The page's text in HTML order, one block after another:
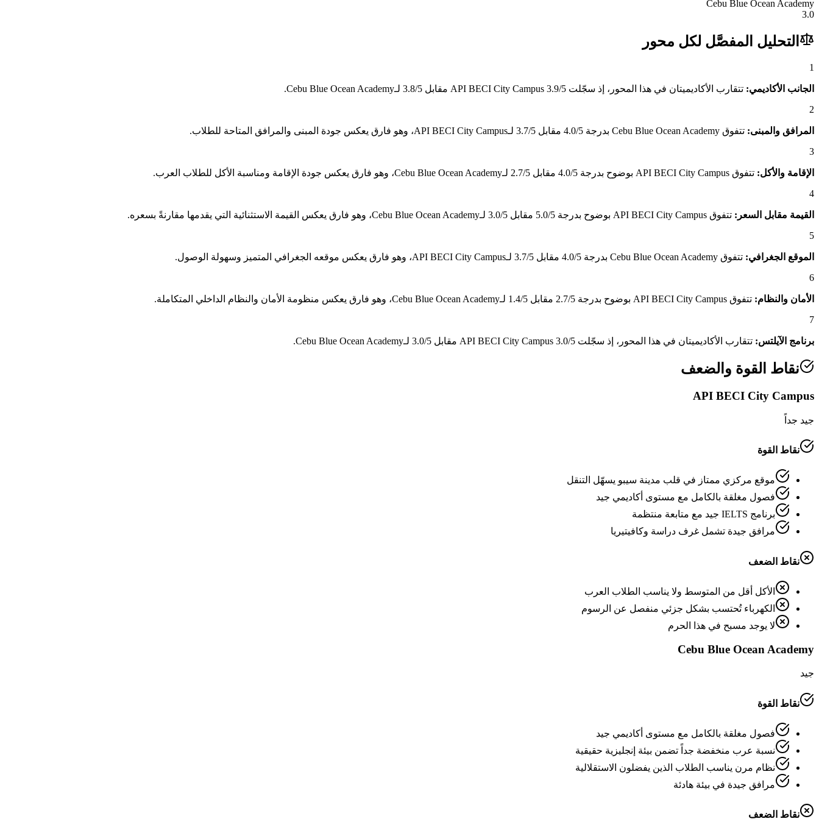
Cebu Blue Ocean Academy
3.0
التحليل المفصَّل لكل محور
1
الجانب الأكاديمي: تتقارب الأكاديميتان في هذا المحور، إذ سجّلت API BECI City Campus 3.9/5 مقابل 3.8/5 لـCebu Blue Ocean Academy.
2
المرافق والمبنى: تتفوق Cebu Blue Ocean Academy بدرجة 4.0/5 مقابل 3.7/5 لـAPI BECI City Campus، وهو فارق يعكس جودة المبنى والمرافق المتاحة للطلاب.
3
الإقامة والأكل: تتفوق API BECI City Campus بوضوح بدرجة 4.0/5 مقابل 2.7/5 لـCebu Blue Ocean Academy، وهو فارق يعكس جودة الإقامة ومناسبة الأكل للطلاب العرب.
4
القيمة مقابل السعر: تتفوق API BECI City Campus بوضوح بدرجة 5.0/5 مقابل 3.0/5 لـCebu Blue Ocean Academy، وهو فارق يعكس القيمة الاستثنائية التي يقدمها مقارنةً بسعره.
5
الموقع الجغرافي: تتفوق Cebu Blue Ocean Academy بدرجة 4.0/5 مقابل 3.7/5 لـAPI BECI City Campus، وهو فارق يعكس موقعه الجغرافي المتميز وسهولة الوصول.
6
الأمان والنظام: تتفوق API BECI City Campus بوضوح بدرجة 2.7/5 مقابل 1.4/5 لـCebu Blue Ocean Academy، وهو فارق يعكس منظومة الأمان والنظام الداخلي المتكاملة.
7
برنامج الآيلتس: تتقارب الأكاديميتان في هذا المحور، إذ سجّلت API BECI City Campus 3.0/5 مقابل 3.0/5 لـCebu Blue Ocean Academy.
نقاط القوة والضعف
API BECI City Campus
جيد جداً
نقاط القوة
موقع مركزي ممتاز في قلب مدينة سيبو يسهّل التنقل
فصول مغلقة بالكامل مع مستوى أكاديمي جيد
برنامج IELTS جيد مع متابعة منتظمة
مرافق جيدة تشمل غرف دراسة وكافيتيريا
نقاط الضعف
الأكل أقل من المتوسط ولا يناسب الطلاب العرب
الكهرباء تُحتسب بشكل جزئي منفصل عن الرسوم
لا يوجد مسبح في هذا الحرم
Cebu Blue Ocean Academy
جيد
نقاط القوة
فصول مغلقة بالكامل مع مستوى أكاديمي جيد
نسبة عرب منخفضة جداً تضمن بيئة إنجليزية حقيقية
نظام مرن يناسب الطلاب الذين يفضلون الاستقلالية
مرافق جيدة في بيئة هادئة
نقاط الضعف